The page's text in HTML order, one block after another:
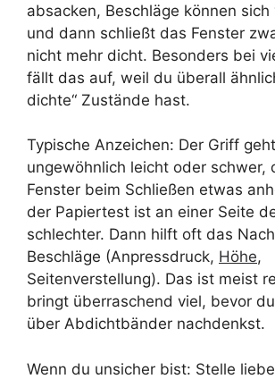
absacken, Beschläge können sich
und dann schließt das Fenster
nicht mehr dicht. Besonders bei
fällt das auf, weil du überall
dichte“ Zustände hast.
Typische Anzeichen: Der Griff geht
ungewöhnlich leicht oder schwer,
Fenster beim Schließen etwas
der Papiertest ist an einer Seite
schlechter. Dann hilft oft das
Beschläge (Anpressdruck, Höhe,
Seitenverstellung). Das ist meist
bringt überraschend viel, bevor
über Abdichtbänder nachdenkst.
Wenn du unsicher bist: Stelle